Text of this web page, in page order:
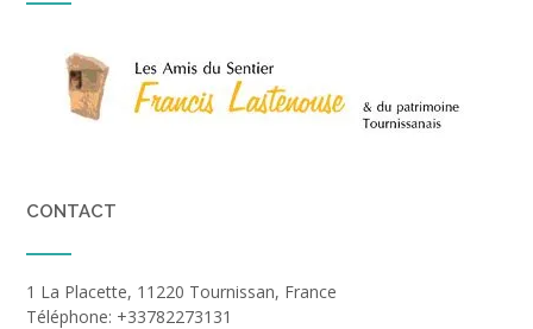
CONTACT
1 La Placette, 11220 Tournissan, France
Téléphone: +33782273131